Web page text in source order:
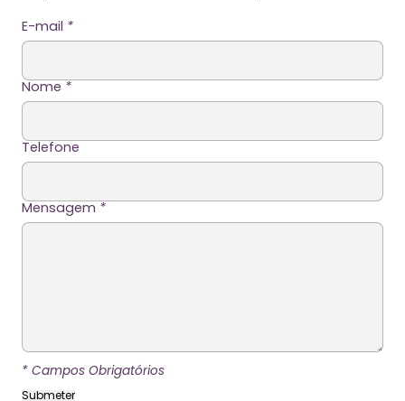
E-mail *
Nome *
Telefone
Mensagem *
* Campos Obrigatórios